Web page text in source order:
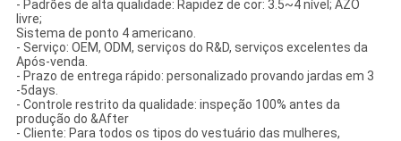
- Padrões de alta qualidade: Rapidez de cor: 3.5~4 nível; AZO
livre;
Sistema de ponto 4 americano.
- Serviço: OEM, ODM, serviços do R&D, serviços excelentes da
Após-venda.
- Prazo de entrega rápido: personalizado provando jardas em 3
-5days.
- Controle restrito da qualidade: inspeção 100% antes da
produção do &After
- Cliente: Para todos os tipos do vestuário das mulheres,